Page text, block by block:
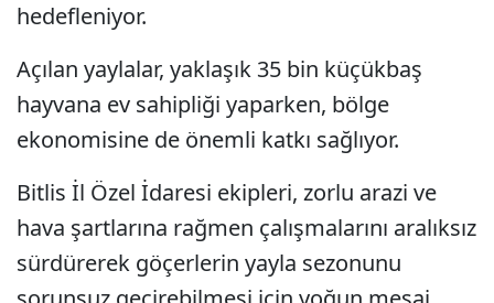
hedefleniyor.
Açılan yaylalar, yaklaşık 35 bin küçükbaş
hayvana ev sahipliği yaparken, bölge
ekonomisine de önemli katkı sağlıyor.
Bitlis İl Özel İdaresi ekipleri, zorlu arazi ve
hava şartlarına rağmen çalışmalarını aralıksız
sürdürerek göçerlerin yayla sezonunu